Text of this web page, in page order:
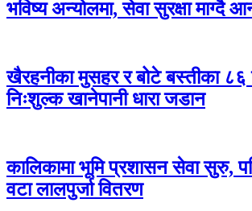
भविष्य अन्योलमा, सेवा सुरक्षा माग्दै
खैरहनीका मुसहर र बोटे बस्तीका ८६
निःशुल्क खानेपानी धारा जडान
कालिकामा भूमि प्रशासन सेवा सुरु,
वटा लालपुर्जा वितरण